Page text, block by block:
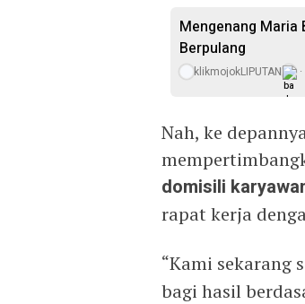
Mengenang Maria
Berpulang
klikmojokLIPUTAN
Nah, ke
domisili
rapat kerja
“Kami sekarang
bagi hasil